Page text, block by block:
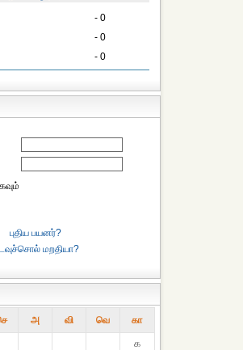
- 0
- 0
- 0
புதிய பயனர்?
மறதியா?
அ வி வெ கா
௧